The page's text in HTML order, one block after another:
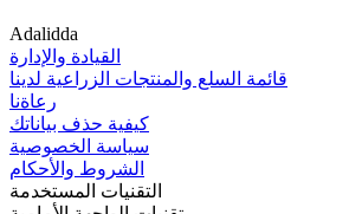
Adalidda
القيادة والإدارة
قائمة السلع والمنتجات الزراعية لدينا
رعاةنا
كيفية حذف بياناتك
سياسة الخصوصية
الشروط والأحكام
التقنيات المستخدمة